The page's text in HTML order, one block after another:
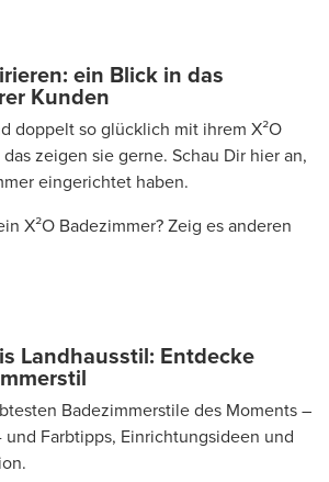
ein Blick in das
Kunden
doppelt so glücklich mit ihrem X²O
zeigen sie gerne. Schau Dir hier an,
eingerichtet haben.
X²O Badezimmer? Zeig es anderen
Landhausstil: Entdecke
Badezimmerstile des Moments –
Farbtipps, Einrichtungsideen und